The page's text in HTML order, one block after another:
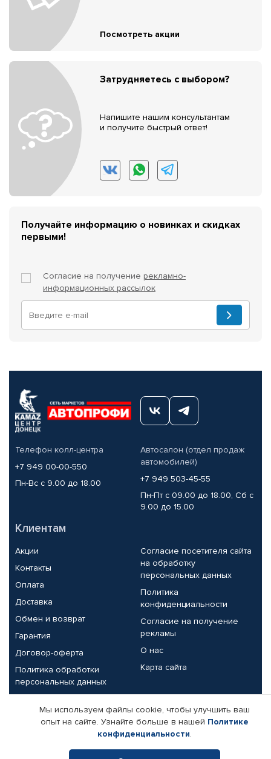
Посмотреть акции
Затрудняетесь с выбором?
Напишите нашим консультантам
и получите быстрый ответ!
Получайте информацию о новинках и скидках
первыми!
Согласие на получение рекламно-
информационных рассылок
Телефон колл-центра
+7 949 00-00-550
Пн-Вс с 9.00 до 18.00
Автосалон (отдел продаж
автомобилей)
+7 949 503-45-55
Пн-Пт с 09.00 до 18.00, Сб с
9.00 до 15.00
Клиентам
Акции
Контакты
Оплата
Доставка
Обмен и возврат
Гарантия
Договор-оферта
Политика обработки
персональных данных
Согласие посетителя сайта
на обработку
персональных данных
Политика
конфиденциальности
Согласие на получение
рекламы
О нас
Карта сайта
Партнерам
Корпоративным клиентам
Поставщикам
Реквизиты компании
Мы используем файлы cookie, чтобы улучшить ваш
опыт на сайте. Узнайте больше в нашей Политике
конфиденциальности.